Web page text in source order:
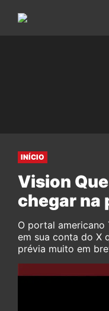
INÍCIO
Vision
chegar na
O portal americano
em sua conta do X
prévia muito em